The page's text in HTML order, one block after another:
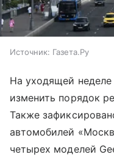
Источник: Газета.Ру
На уходящей неделе
изменить порядок
Также
автомобилей
четырех моделей